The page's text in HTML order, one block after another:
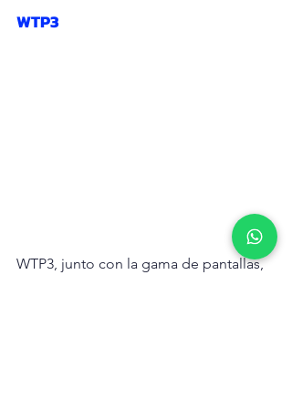
WTP3
WTP3, junto con la gama de pantallas,